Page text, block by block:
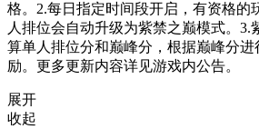
格。2.每日指定时间段开启，有资格的
人排位会自动升级为紫禁之巅模式。3.
算单人排位分和巅峰分，根据巅峰分
励。更多更新内容详见游戏内公告。
展开
收起